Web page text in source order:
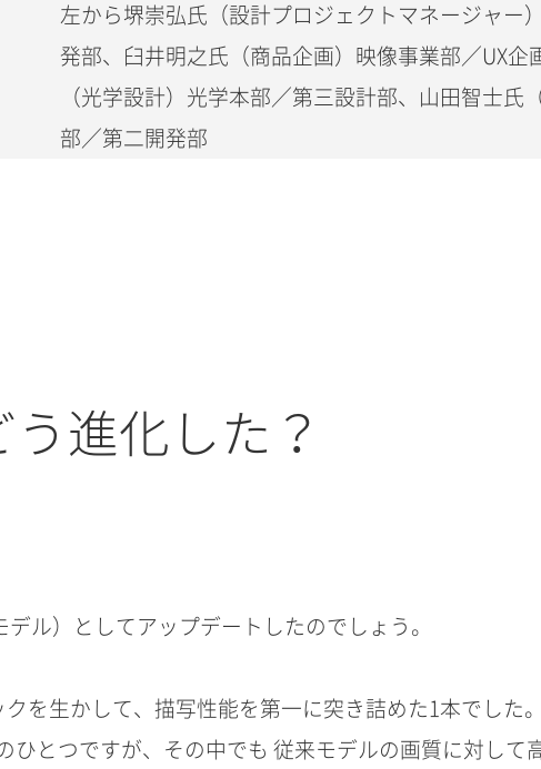
左から堺崇弘氏（設計プロジェクトマネージャー
発部、臼井明之氏（商品企画）映像事業部／UX企
（光学設計）光学本部／第三設計部、山田智士氏
部／第二開発部
進化した？
ル）としてアップデートしたのでしょう。
を生かして、描写性能を第一に突き詰めた1本でした
とつですが、その中でも 従来モデルの画質に対して